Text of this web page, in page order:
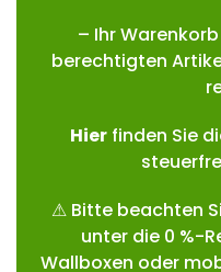
– Ihr
berechtigten
Hierfinden Sie
⚠ Bitte beachten
unter die 0 %-
Wallboxen oder